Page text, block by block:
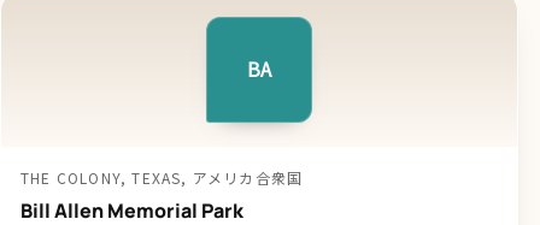
BA
THE COLONY, TEXAS, アメリカ合衆国
Bill Allen Memorial Park